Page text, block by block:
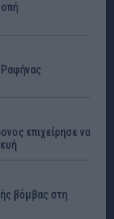
επιχείρησε να
βόμβας στη